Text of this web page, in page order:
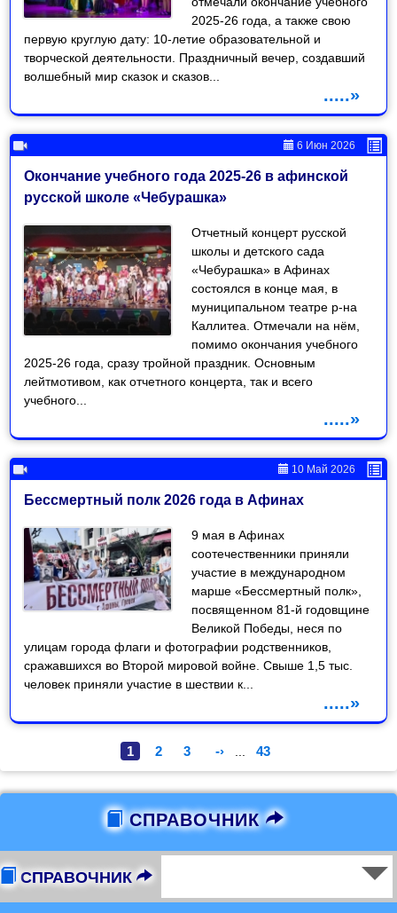
2025-26 года, а также свою
первую круглую дату: 10-летие образовательной и
творческой деятельности. Праздничный вечер, создавший
волшебный мир сказок и сказов...
.....»
6 Июн 2026
Окончание учебного года 2025-26 в афинской
русской школе «Чебурашка»
Отчетный концерт русской
школы и детского сада
«Чебурашка» в Афинах
состоялся в конце мая, в
муниципальном театре р-на
Каллитеа. Отмечали на нём,
помимо окончания учебного
2025-26 года, сразу тройной праздник. Основным
лейтмотивом, как отчетного концерта, так и всего
учебного...
.....»
10 Май 2026
Бессмертный полк 2026 года в Афинах
9 мая в Афинах
соотечественники приняли
участие в международном
марше «Бессмертный полк»,
посвященном 81-й годовщине
Великой Победы, неся по
улицам города флаги и фотографии родственников,
сражавшихся во Второй мировой войне. Свыше 1,5 тыс.
человек приняли участие в шествии к...
.....»
1 2 3 -› 43
СПРАВОЧНИК
СПРАВОЧНИК